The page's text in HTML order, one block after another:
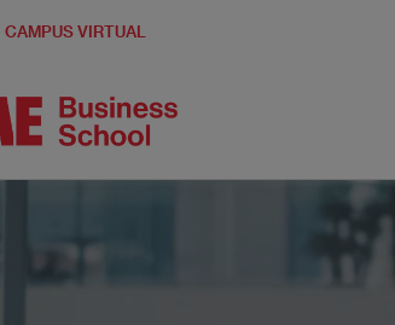
CAMPUS VIRTUAL